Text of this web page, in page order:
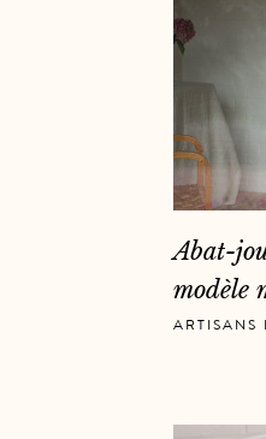
Abat-
modèle
ARTISANS